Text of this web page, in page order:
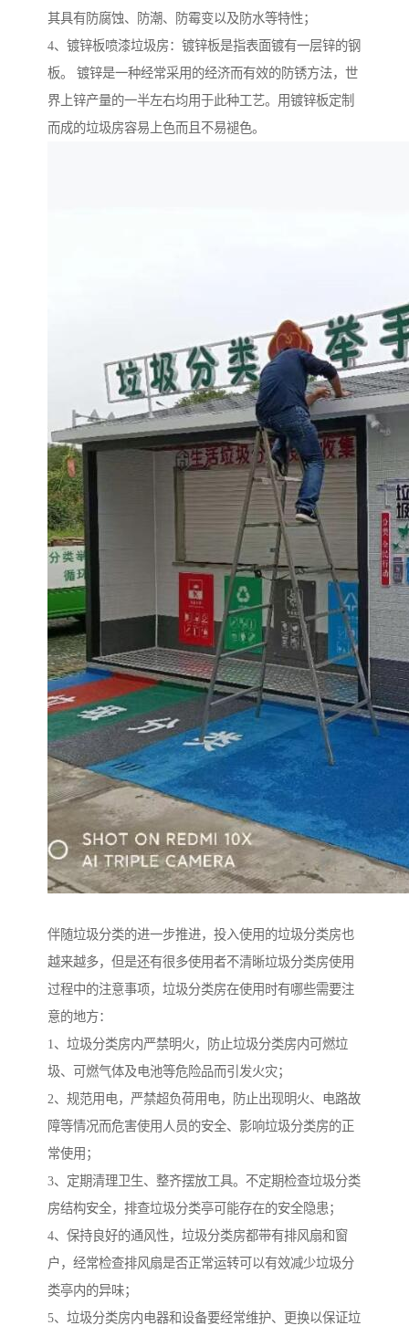
其具有防腐蚀、防潮、防霉变以及防水等特性；
4、镀锌板喷漆垃圾房：镀锌板是指表面镀有一层锌的钢
板。 镀锌是一种经常采用的经济而有效的防锈方法，世
界上锌产量的一半左右均用于此种工艺。用镀锌板定制
而成的垃圾房容易上色而且不易褪色。
伴随垃圾分类的进一步推进，投入使用的垃圾分类房也
越来越多，但是还有很多使用者不清晰垃圾分类房使用
过程中的注意事项，垃圾分类房在使用时有哪些需要注
意的地方：
1、垃圾分类房内严禁明火，防止垃圾分类房内可燃垃
圾、可燃气体及电池等危险品而引发火灾；
2、规范用电，严禁超负荷用电，防止出现明火、电路故
障等情况而危害使用人员的安全、影响垃圾分类房的正
常使用；
3、定期清理卫生、整齐摆放工具。不定期检查垃圾分类
房结构安全，排查垃圾分类亭可能存在的安全隐患；
4、保持良好的通风性，垃圾分类房都带有排风扇和窗
户，经常检查排风扇是否正常运转可以有效减少垃圾分
类亭内的异味；
5、垃圾分类房内电器和设备要经常维护、更换以保证垃